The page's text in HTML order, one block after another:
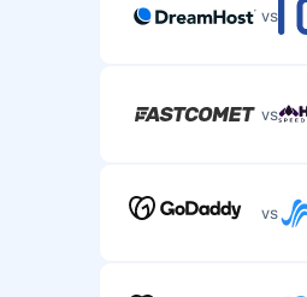
vs
vs
vs